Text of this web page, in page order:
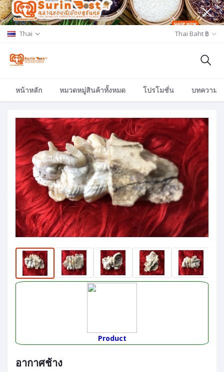
Thai Thai Baht ฿
หน้าหลัก หมวดหมู่สินค้าทั้งหมด โปรโมชั่น บทความ/
Product
อากาศช้าง